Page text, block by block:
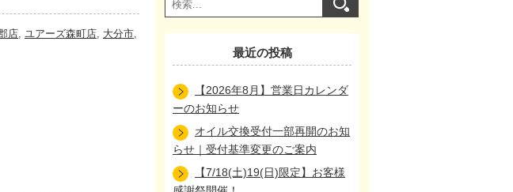
店, ユアーズ森町店, 大分市,
最近の投稿
【2026年8月】営業日カレンダ
ーのお知らせ
オイル交換受付一部再開のお知
らせ｜受付基準変更のご案内
【7/18(土)19(日)限定】お客様